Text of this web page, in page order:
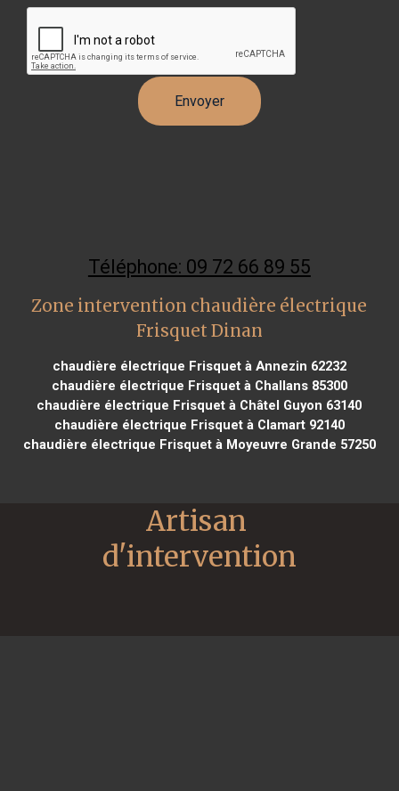
Téléphone: 09 72 66 89 55
Zone intervention chaudière électrique
Frisquet Dinan
chaudière électrique Frisquet à Annezin 62232
chaudière électrique Frisquet à Challans 85300
chaudière électrique Frisquet à Châtel Guyon 63140
chaudière électrique Frisquet à Clamart 92140
chaudière électrique Frisquet à Moyeuvre Grande 57250
Artisan
d'intervention